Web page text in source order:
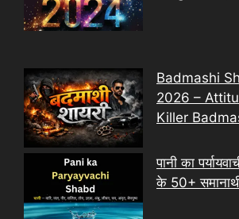
Badmashi
2026 –
Killer
पानी का
के 50+